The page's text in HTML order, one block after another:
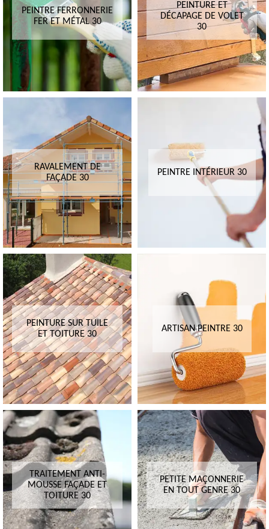
PEINTRE FERRONNERIE
FER ET MÉTAL 30
PEINTURE ET
DÉCAPAGE DE VOLET
30
RAVALEMENT DE
FAÇADE 30
PEINTRE INTÉRIEUR 30
PEINTURE SUR TUILE
ET TOITURE 30
ARTISAN PEINTRE 30
TRAITEMENT ANTI-
MOUSSE FAÇADE ET
TOITURE 30
PETITE MAÇONNERIE
EN TOUT GENRE 30